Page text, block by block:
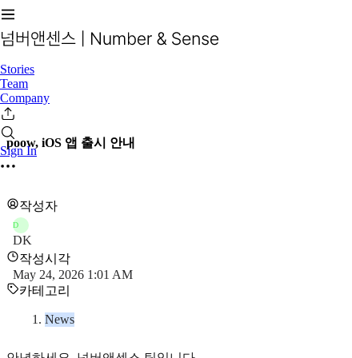
Stories
Team
Company
Sign In
poow, iOS 앱 출시 안내
작성자
D
DK
작성시각
May 24, 2026 1:01 AM
카테고리
News